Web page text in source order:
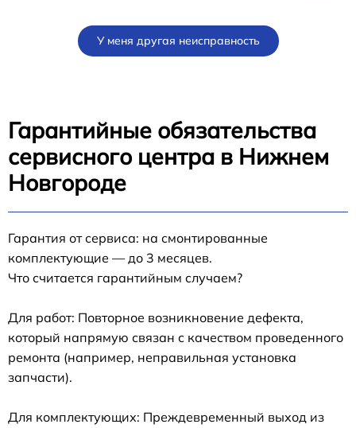
У меня другая неисправность
Гарантийные обязательства
сервисного центра в Нижнем
Новгороде
Гарантия от сервиса: на смонтированные
комплектующие — до 3 месяцев.
Что считается гарантийным случаем?
Для работ: Повторное возникновение дефекта,
который напрямую связан с качеством проведенного
ремонта (например, неправильная установка
запчасти).
Для комплектующих: Преждевременный выход из